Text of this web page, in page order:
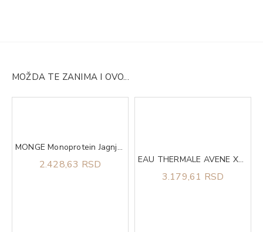
MOŽDA TE ZANIMA I OVO...
MONGE Monoprotein Jagnjetina i pirinač za sve rase puppy 2.5kg
2.428,63 RSD EAU THERMALE AVENE Xera Calm A.D. Lipid-replenishing balzam za lice i telo 200ml
3.179,61 RSD